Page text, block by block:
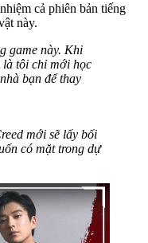
cả phiên bản tiếng
này.
game này. Khi
là tôi chỉ mới học
bạn để thay
mới sẽ lấy bối
có mặt trong dự